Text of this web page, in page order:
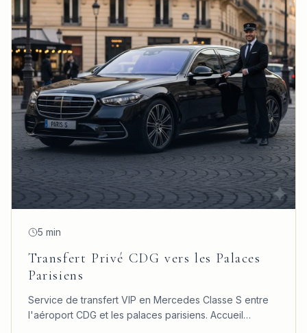
5 min
Transfert Privé CDG vers les Palaces
Parisiens
Service de transfert VIP en Mercedes Classe S entre
l'aéroport CDG et les palaces parisiens. Accueil